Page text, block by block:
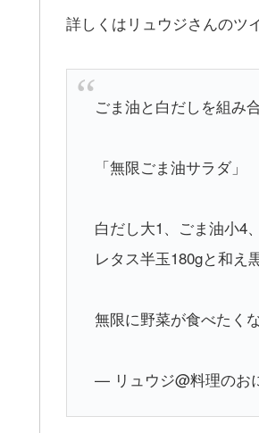
詳しくはリュウジさんのツ
ごま油と白だしを組み
「無限ごま油サラダ」
白だし大1、ごま油小4
レタス半玉180gと和え
無限に野菜が食べたく
— リュウジ@料理のお